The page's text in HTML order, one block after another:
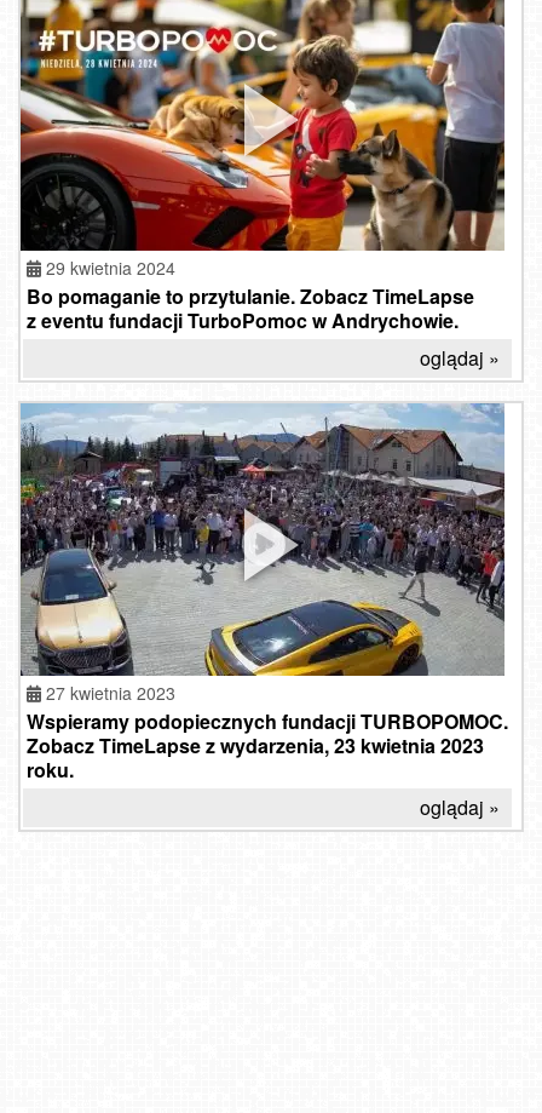
29 kwietnia 2024
Bo pomaganie to przytulanie. Zobacz TimeLapse
z eventu fundacji TurboPomoc w Andrychowie.
oglądaj »
27 kwietnia 2023
Wspieramy podopiecznych fundacji TURBOPOMOC.
Zobacz TimeLapse z wydarzenia, 23 kwietnia 2023
roku.
oglądaj »